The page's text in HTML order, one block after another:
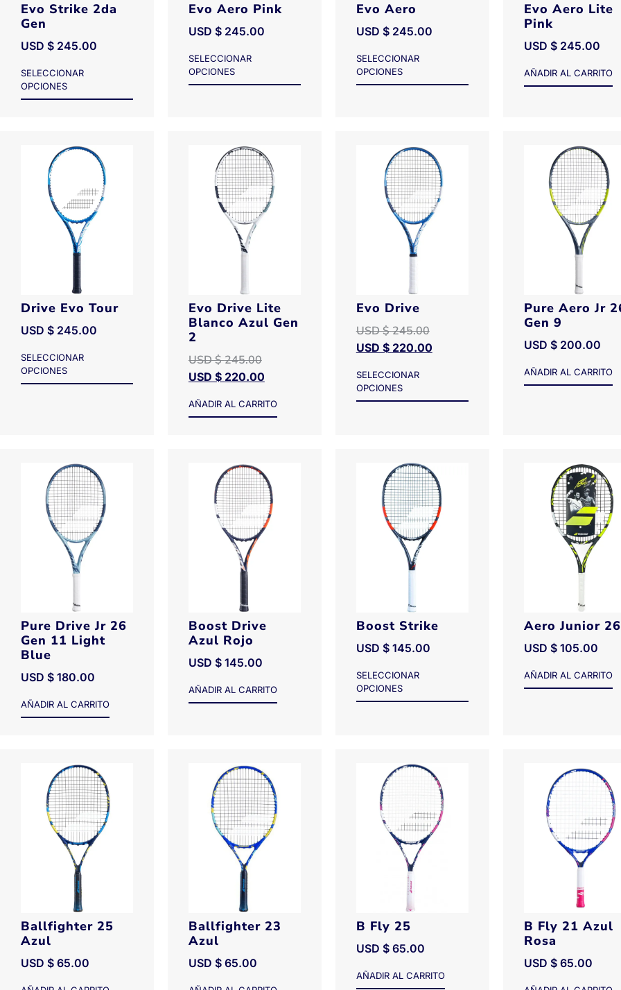
Evo Strike 2da
Gen
USD $ 245.00
SELECCIONAR
OPCIONES
Evo Aero Pink
USD $ 245.00
SELECCIONAR
OPCIONES
Evo Aero
USD $ 245.00
SELECCIONAR
OPCIONES
Evo Aero Lite
Pink
USD $ 245.00
AÑADIR AL CARRITO
Drive Evo Tour
USD $ 245.00
SELECCIONAR
OPCIONES
Evo Drive Lite
Blanco Azul Gen
2
USD $245.00
USD $ 220.00
AÑADIR AL CARRITO
Evo Drive
USD $245.00
USD $ 220.00
SELECCIONAR
OPCIONES
Pure Aero Jr
Gen 9
USD $ 200.00
AÑADIR AL CARRITO
Pure Drive Jr 26
Gen 11 Light
Blue
USD $ 180.00
AÑADIR AL CARRITO
Boost Drive
Azul Rojo
USD $ 145.00
AÑADIR AL CARRITO
Boost Strike
USD $ 145.00
SELECCIONAR
OPCIONES
Aero Junior 26
USD $ 105.00
AÑADIR AL CARRITO
Ballfighter 25
Azul
USD $ 65.00
Ballfighter 23
Azul
USD $ 65.00
B Fly 25
USD $ 65.00
AÑADIR AL CARRITO
B Fly 21 Azul
Rosa
USD $ 65.00